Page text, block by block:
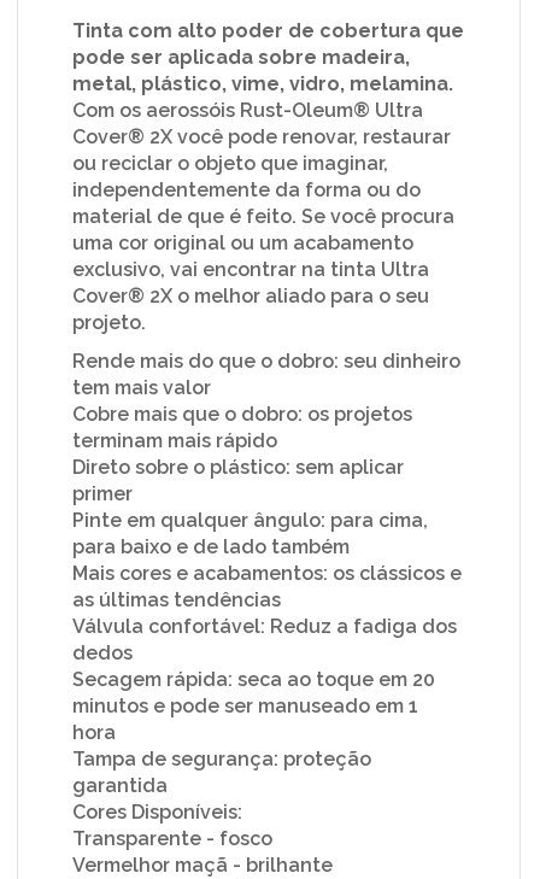
Tinta com alto poder de cobertura que
pode ser aplicada sobre madeira,
metal, plástico, vime, vidro, melamina.
Com os aerossóis Rust-Oleum® Ultra
Cover® 2X você pode renovar, restaurar
ou reciclar o objeto que imaginar,
independentemente da forma ou do
material de que é feito. Se você procura
uma cor original ou um acabamento
exclusivo, vai encontrar na tinta Ultra
Cover® 2X o melhor aliado para o seu
projeto.
Rende mais do que o dobro: seu dinheiro
tem mais valor
Cobre mais que o dobro: os projetos
terminam mais rápido
Direto sobre o plástico: sem aplicar
primer
Pinte em qualquer ângulo: para cima,
para baixo e de lado também
Mais cores e acabamentos: os clássicos e
as últimas tendências
Válvula confortável: Reduz a fadiga dos
dedos
Secagem rápida: seca ao toque em 20
minutos e pode ser manuseado em 1
hora
Tampa de segurança: proteção
garantida
Cores Disponíveis:
Transparente - fosco
Vermelhor maçã - brilhante